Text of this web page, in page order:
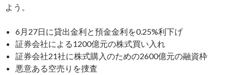
よう。
6月27日に貸出金利と預金金利を0.25%利下げ
証券会社による1200億元の株式買い入れ
証券会社21社に株式購入のための2600億元の融資枠
悪意ある空売りを捜査